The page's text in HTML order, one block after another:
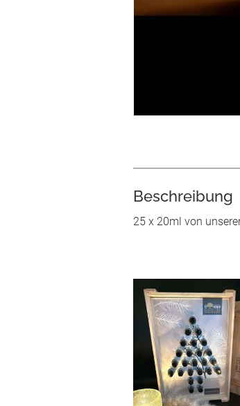
Beschreibung
25 x 20ml von